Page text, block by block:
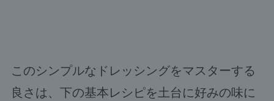
このシンプルなドレッシングをマスターする
良さは、下の基本レシピを土台に好みの味に